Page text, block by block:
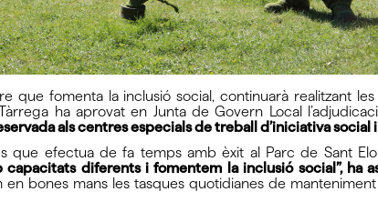
que fomenta la inclusió social, continuarà realitzant
ha aprovat en Junta de Govern Local
als centres especials de treball d’iniciativa social
que efectua de fa temps amb èxit al Parc de Sant
diferents i fomentem la inclusió social”, ha
bones mans les tasques quotidianes de